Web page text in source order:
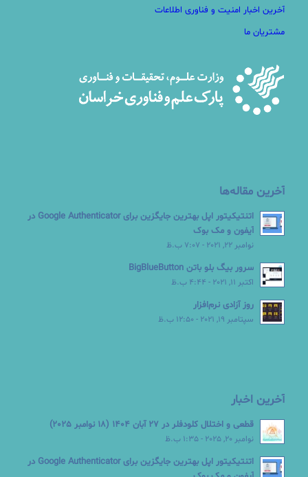
آخرین اخبار امنیت و فناوری اطلاعات
مشتریان ما
آخرین مقاله‌ها
اتنتیکیتور اپل بهترین جایگزین برای Google Authenticator در
آیفون و مک بوک
نوامبر 22, 2021 - 7:07 ب.ظ
سرور بیگ بلو باتن BigBlueButton
اکتبر 11, 2021 - 4:44 ب.ظ
روز آزادی نرم‌افزار
سپتامبر 19, 2021 - 12:50 ب.ظ
آخرین اخبار
قطعی و اختلال کلودفلر در 27 آبان 1404 (18 نوامبر 2025)
نوامبر 20, 2025 - 1:35 ب.ظ
اتنتیکیتور اپل بهترین جایگزین برای Google Authenticator در